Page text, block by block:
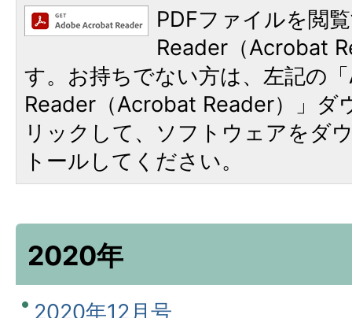
PDFファイルを閲
Reader（Acrobat
す。お持ちでない方は、左記の
Reader（Acrobat Reader）」ダ
リックして、ソフトウェアをダ
トールしてください。
2020年
2020年12月号